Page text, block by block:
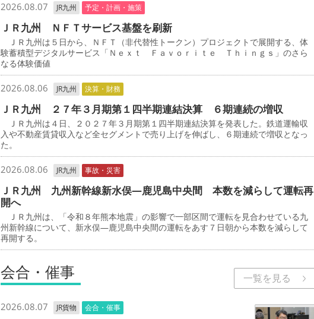
2026.08.07 JR九州 予定・計画・施策
ＪＲ九州 ＮＦＴサービス基盤を刷新
ＪＲ九州は５日から、ＮＦＴ（非代替性トークン）プロジェクトで展開する、体
験蓄積型デジタルサービス「Ｎｅｘｔ Ｆａｖｏｒｉｔｅ Ｔｈｉｎｇｓ」のさら
なる体験価値
2026.08.06 JR九州 決算・財務
ＪＲ九州 ２７年３月期第１四半期連結決算 ６期連続の増収
ＪＲ九州は４日、２０２７年３月期第１四半期連結決算を発表した。鉄道運輸収
入や不動産賃貸収入など全セグメントで売り上げを伸ばし、６期連続で増収となっ
た。
2026.08.06 JR九州 事故・災害
ＪＲ九州 九州新幹線新水俣―鹿児島中央間 本数を減らして運転再
開へ
ＪＲ九州は、「令和８年熊本地震」の影響で一部区間で運転を見合わせている九
州新幹線について、新水俣―鹿児島中央間の運転をあす７日朝から本数を減らして
再開する。
会合・催事 一覧を見る
2026.08.07 JR貨物 会合・催事